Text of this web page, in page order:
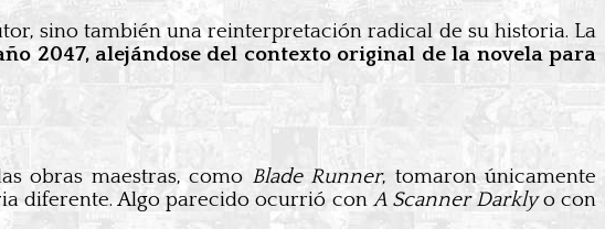
sino también una reinterpretación radical de su historia. La
2047, alejándose del contexto original de la novela para
obras maestras, como Blade Runner, tomaron únicamente
diferente. Algo parecido ocurrió conA Scanner Darklyo con